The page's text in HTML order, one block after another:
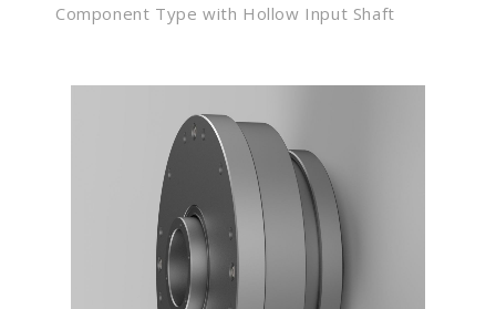
Component Type with Hollow Input Shaft